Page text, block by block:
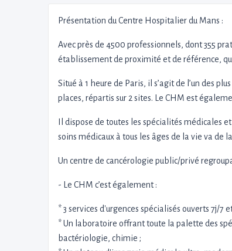
Présentation du Centre Hospitalier du Mans :
Avec près de 4500 professionnels, dont 355
établissement de proximité et de référence,
Situé à 1 heure de Paris, il s’agit de l’un des
places, répartis sur 2 sites. Le CHM est
Il dispose de toutes les spécialités médicales
soins médicaux à tous les âges de la vie va
Un centre de cancérologie public/privé
- Le CHM c’est également :
* 3 services d'urgences spécialisés ouverts 7j/
* Un laboratoire offrant toute la palette des
bactériologie, chimie ;